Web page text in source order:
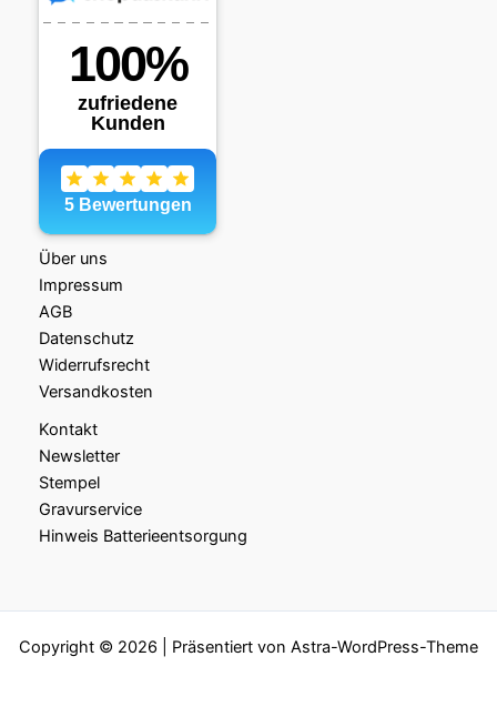
Über uns
Impressum
AGB
Datenschutz
Widerrufsrecht
Versandkosten
Kontakt
Newsletter
Stempel
Gravurservice
Hinweis Batterieentsorgung
Copyright © 2026 | Präsentiert von Astra-WordPress-Theme